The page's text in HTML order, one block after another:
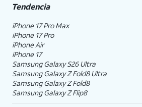
Tendencia
iPhone 17 Pro Max
iPhone 17 Pro
iPhone Air
iPhone 17
Samsung Galaxy S26 Ultra
Samsung Galaxy Z Fold8 Ultra
Samsung Galaxy Z Fold8
Samsung Galaxy Z Flip8